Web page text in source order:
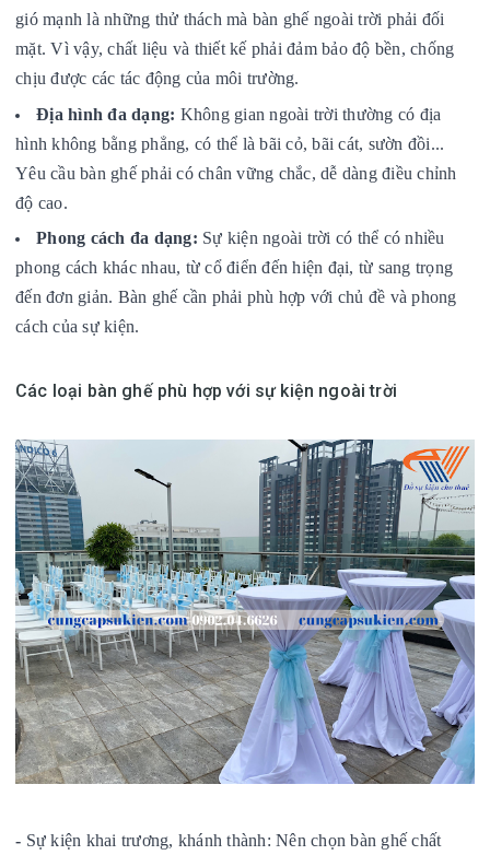
gió mạnh là những thử thách mà bàn ghế ngoài trời phải đối
mặt. Vì vậy, chất liệu và thiết kế phải đảm bảo độ bền, chống
chịu được các tác động của môi trường.
Địa hình đa dạng: Không gian ngoài trời thường có địa
hình không bằng phẳng, có thể là bãi cỏ, bãi cát, sườn đồi...
Yêu cầu bàn ghế phải có chân vững chắc, dễ dàng điều chỉnh
độ cao.
Phong cách đa dạng: Sự kiện ngoài trời có thể có nhiều
phong cách khác nhau, từ cổ điển đến hiện đại, từ sang trọng
đến đơn giản. Bàn ghế cần phải phù hợp với chủ đề và phong
cách của sự kiện.
Các loại bàn ghế phù hợp với sự kiện ngoài trời
- Sự kiện khai trương, khánh thành: Nên chọn bàn ghế chất